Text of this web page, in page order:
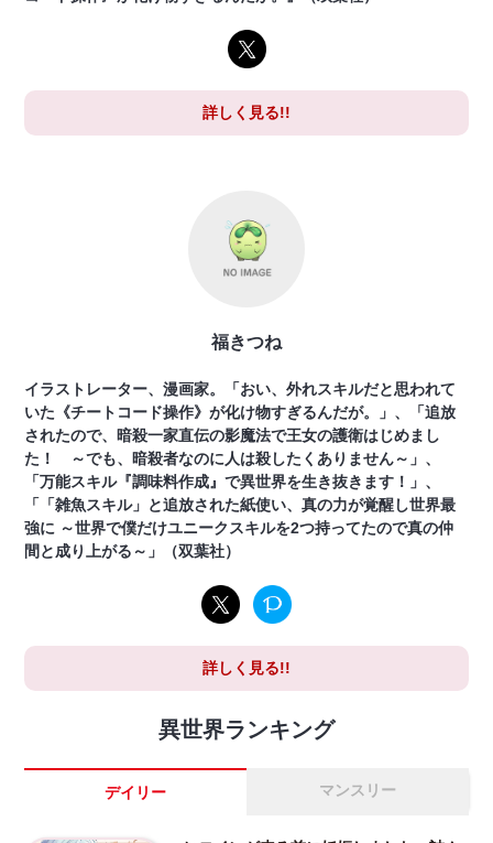
詳しく見る!!
福きつね
イラストレーター、漫画家。「おい、外れスキルだと思われて
いた《チートコード操作》が化け物すぎるんだが。」、「追放
されたので、暗殺一家直伝の影魔法で王女の護衛はじめまし
た！ ～でも、暗殺者なのに人は殺したくありません～」、
「万能スキル『調味料作成』で異世界を生き抜きます！」、
「「雑魚スキル」と追放された紙使い、真の力が覚醒し世界最
強に ～世界で僕だけユニークスキルを2つ持ってたので真の仲
間と成り上がる～」（双葉社）
詳しく見る!!
異世界ランキング
デイリー マンスリー